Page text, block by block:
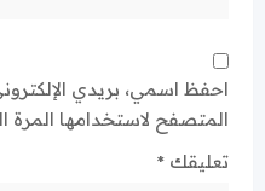
احفظ اسمي، بريدي
المتصفح لاستخدامها المرة
تعليقك *